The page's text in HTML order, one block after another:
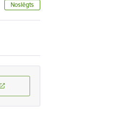
Noslēgts